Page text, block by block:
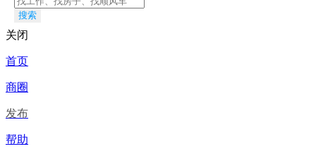
搜索
关闭
首页
商圈
发布
帮助